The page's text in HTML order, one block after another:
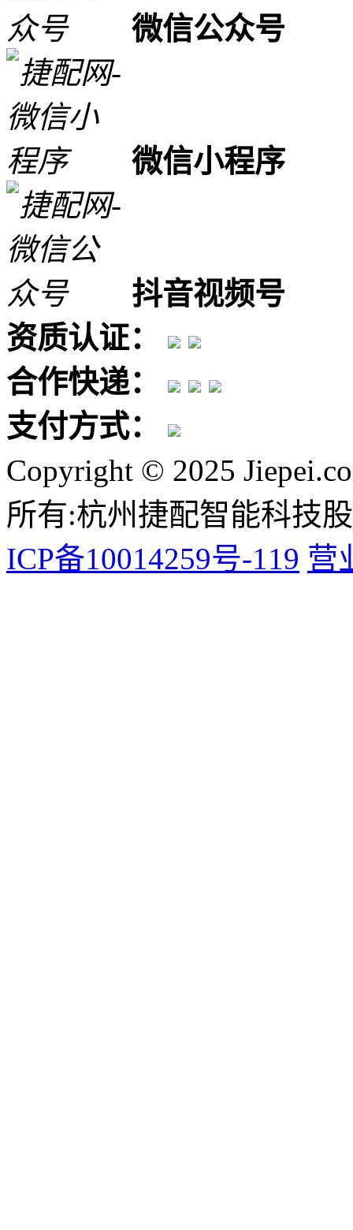
微信公众号
微信小程序
抖音视频号
资质认证：
合作快递：
支付方式：
Copyright © 2025
所有:杭州捷配智能科技
ICP备10014259号-119 营